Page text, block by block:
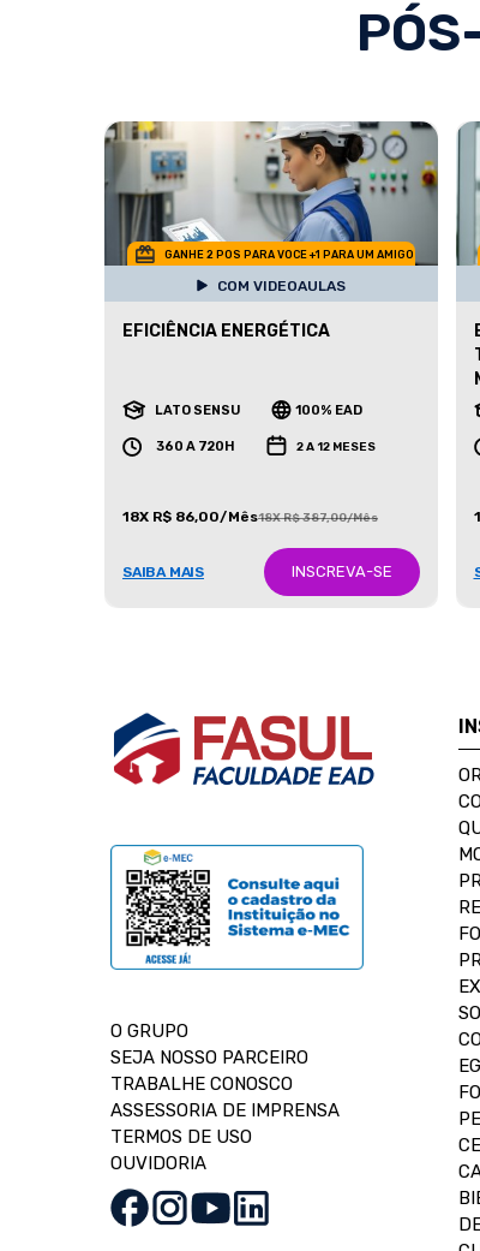
GANHE 2 POS PARA VOCE +1 PARA UM AMIGO
COM VIDEOAULAS
EFICIÊNCIA ENERGÉTICA
LATO SENSU 100% EAD
360 A 720H 2 A 12 MESES
18X R$ 86,00/Mês18X R$ 387,00/Mês
SAIBA MAIS INSCREVA-SE
O GRUPO
SEJA NOSSO PARCEIRO
TRABALHE CONOSCO
ASSESSORIA DE IMPRENSA
TERMOS DE USO
OUVIDORIA